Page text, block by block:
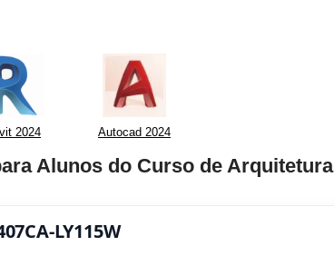
2024 Autocad 2024
Alunos do Curso de Arquitetura
LY115W